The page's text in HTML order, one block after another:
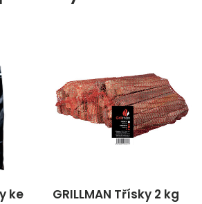
ke
GRILLMAN Třísky 2 kg